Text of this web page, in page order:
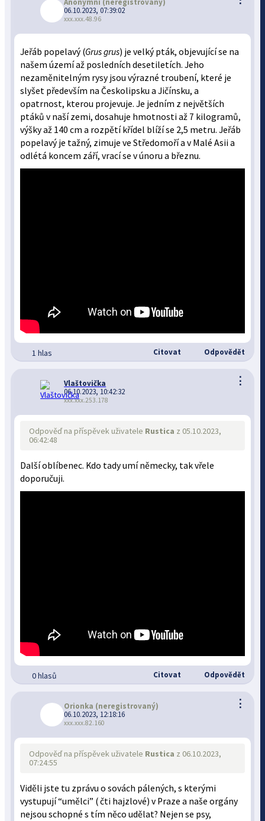
Anonymní (neregistrovaný)
06.10.2023, 07:39:02
xxx.xxx.48.96
Jeřáb popelavý (Grus grus) je velký pták, objevující se na
našem území až posledních desetiletích. Jeho
nezaměnitelným rysy jsou výrazné troubení, které je
slyšet především na Českolipsku a Jičínsku, a
opatrnost, kterou projevuje. Je jedním z největších
ptáků v naší zemi, dosahuje hmotnosti až 7 kilogramů,
výšky až 140 cm a rozpětí křídel blíží se 2,5 metru. Jeřáb
popelavý je tažný, zimuje ve Středomoří a v Malé Asii a
odlétá koncem září, vrací se v únoru a březnu.
1 hlas Citovat Odpovědět
⋮
Vlaštovička
06.10.2023, 10:42:32
xxx.xxx.253.178
Odpověď na příspěvek uživatele Rustica z 05.10.2023,
06:42:48
Další oblíbenec. Kdo tady umí německy, tak vřele
doporučuji.
0 hlasů Citovat Odpovědět
⋮
Orionka (neregistrovaný)
06.10.2023, 12:18:16
xxx.xxx.82.160
Odpověď na příspěvek uživatele Rustica z 06.10.2023,
07:24:55
Viděli jste tu zprávu o sovách pálených, s kterými
vystupují “umělci” ( čti hajzlové) v Praze a naše orgány
nejsou schopné s tím něco udělat? Nejen se psy,